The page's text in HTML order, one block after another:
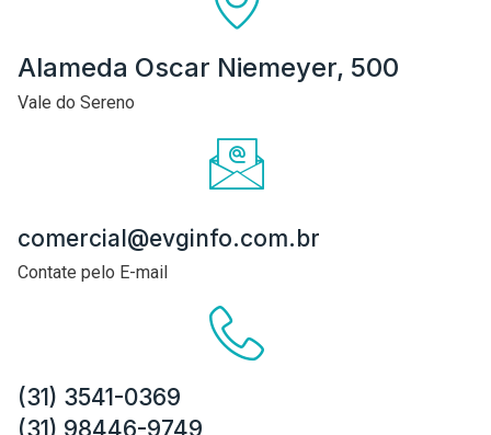
Alameda Oscar Niemeyer, 500
Vale do Sereno
comercial@evginfo.com.br
Contate pelo E-mail
(31) 3541-0369
(31) 98446-9749